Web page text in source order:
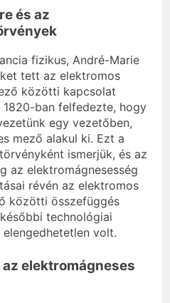
és az
fizikus, André-Marie
tett az elektromos
közötti kapcsolat
1820-ban felfedezte, hogy
egy vezetőben,
mező alakul ki. Ezt a
ismerjük, és az
az elektromágnesesség
révén az elektromos
közötti összefüggés
technológiai
volt.
elektromágneses